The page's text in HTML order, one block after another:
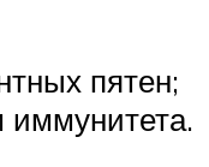
пятен;
иммунитета.